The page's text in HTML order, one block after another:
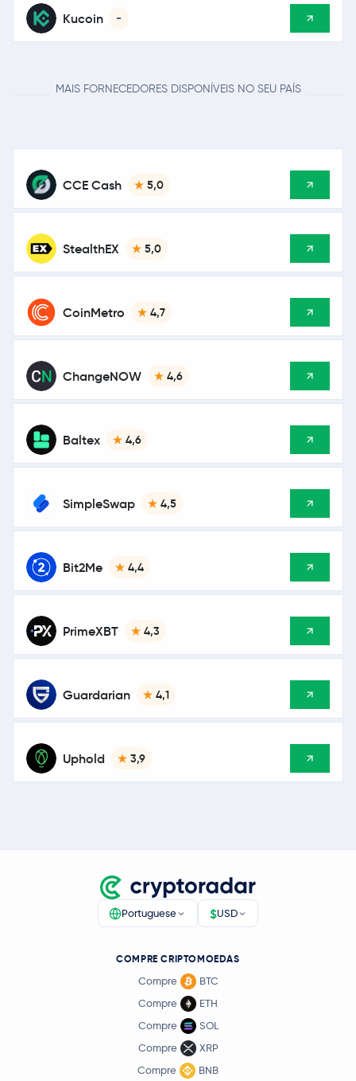
Kucoin -
MAIS FORNECEDORES DISPONÍVEIS NO SEU PAÍS
CCE Cash 5,0
StealthEX 5,0
CoinMetro 4,7
ChangeNOW 4,6
Baltex 4,6
SimpleSwap 4,5
Bit2Me 4,4
PrimeXBT 4,3
Guardarian 4,1
Uphold 3,9
Portuguese $USD
COMPRE CRIPTOMOEDAS
Compre
BTC
Compre
ETH
Compre
SOL
Compre
XRP
Compre
BNB